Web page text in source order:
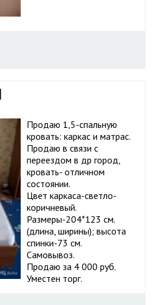
Продаю 1,5-спальную
кровать: каркас и матрас.
Продаю в связи с
переездом в др город,
кровать- отличном
состоянии.
Цвет каркаса-светло-
коричневый.
Размеры-204*123 см.
(длина, ширины); высота
спинки-73 см.
Самовывоз.
Продаю за 4 000 руб.
Уместен торг.